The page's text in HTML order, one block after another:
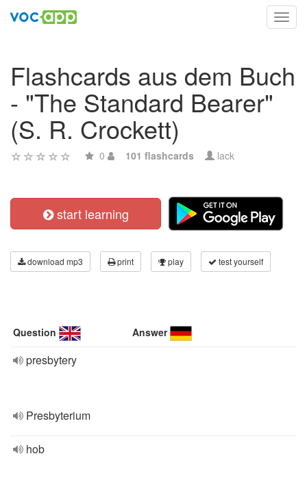
Flashcards aus dem Buch
- "The Standard Bearer"
(S. R. Crockett)
0 101 flashcards lack
start learning
download mp3 print play test yourself
Question Answer
presbytery
Presbyterium
hob